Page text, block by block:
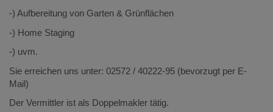
-) Aufbereitung von Garten & Grünflächen
-) Home Staging
-) uvm.
Sie erreichen uns unter: 02572 / 40222-95 (bevorzugt per E-
Mail)
Der Vermittler ist als Doppelmakler tätig.